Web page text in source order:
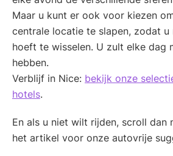
Maar u kunt er ook voor kiezen
centrale locatie te slapen, zodat u
hoeft te wisselen. U zult elke dag
hebben.
Verblijf in Nice: bekijk onze
hotels.
En als u niet wilt rijden, scroll dan
het artikel voor onze autovrije